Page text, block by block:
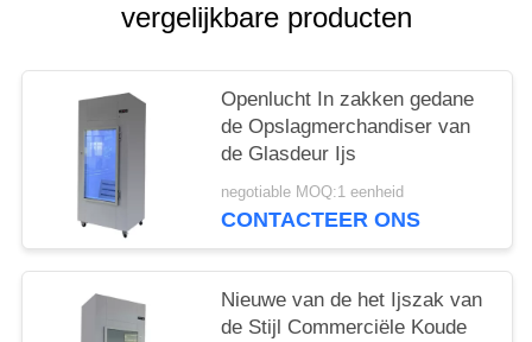
vergelijkbare producten
Openlucht In zakken gedane
de Opslagmerchandiser van
de Glasdeur Ijs
negotiable MOQ:1 eenheid
CONTACTEER ONS
Nieuwe van de het Ijszak van
de Stijl Commerciële Koude